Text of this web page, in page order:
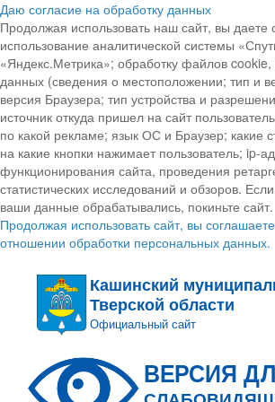
Даю согласие на обработку данных
Продолжая использовать наш сайт, вы даете
использование аналитической системы
«Яндекс.Метрика»; обработку файлов cookie,
данных (сведения о местоположении; тип и
версия Браузера; тип устройства и
источник откуда пришел на сайт
по какой рекламе; язык ОС и Браузер; какие
на какие кнопки нажимает пользователь; ip-
функционирования сайта, проведения
статистических исследований и обзоров.
ваши данные обрабатывались, покиньте сайт.
Продолжая использовать сайт, вы
отношении обработки персональных данных.